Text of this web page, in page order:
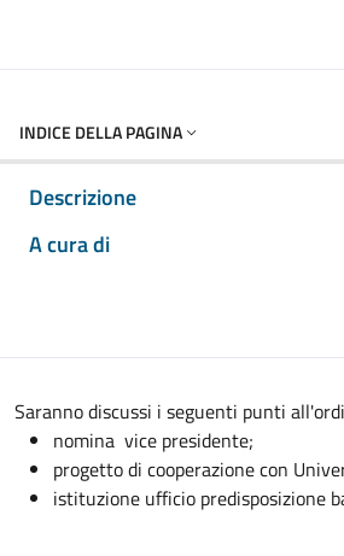
INDICE DELLA PAGINA
Descrizione
A cura di
Saranno discussi i seguenti punti
nomina vice presidente;
progetto di cooperazione con
istituzione ufficio predisposizione